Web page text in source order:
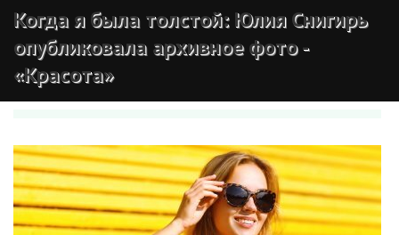
Когда я была толстой: Юлия Снигирь
опубликовала архивное фото -
«Красота»